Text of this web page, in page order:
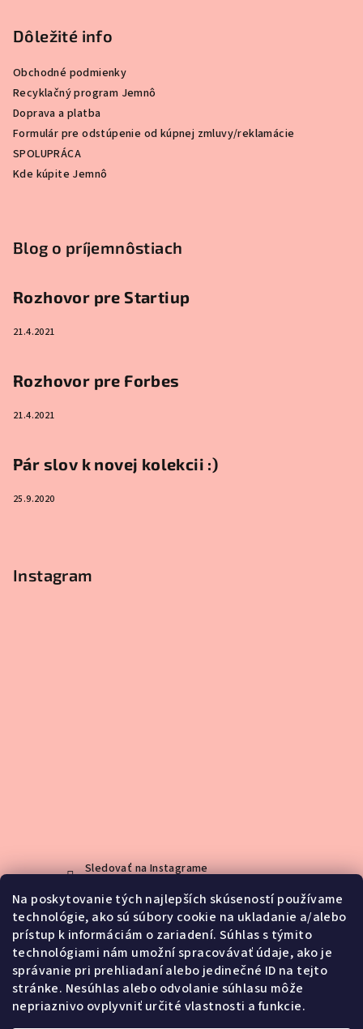
Na poskytovanie tých najlepších skúseností používame
technológie, ako sú súbory cookie na ukladanie a/alebo
prístup k informáciám o zariadení. Súhlas s týmito
technológiami nám umožní spracovávať údaje, ako je
správanie pri prehliadaní alebo jedinečné ID na tejto
stránke. Nesúhlas alebo odvolanie súhlasu môže
nepriaznivo ovplyvniť určité vlastnosti a funkcie.
Dôležité info
Obchodné podmienky
Recyklačný program Jemnô
Doprava a platba
Formulár pre odstúpenie od kúpnej zmluvy/reklamácie
SPOLUPRÁCA
Kde kúpite Jemnô
Blog o príjemnôstiach
Rozhovor pre Startiup
21.4.2021
Rozhovor pre Forbes
21.4.2021
Pár slov k novej kolekcii :)
25.9.2020
Instagram
Sledovať na Instagrame
Kontakt
info@jemno.sk
0903188416